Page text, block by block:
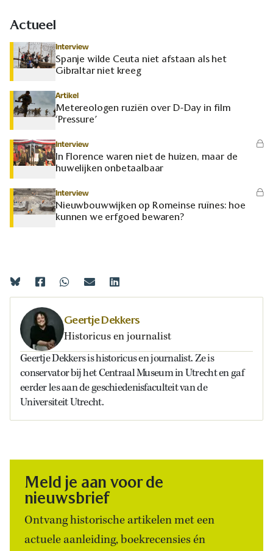
Actueel
Interview
Spanje wilde Ceuta niet afstaan als het
Gibraltar niet kreeg
Artikel
Metereologen ruziën over D-Day in film
‘Pressure’
Interview
In Florence waren niet de huizen, maar de
huwelijken onbetaalbaar
Interview
Nieuwbouwwijken op Romeinse ruïnes: hoe
kunnen we erfgoed bewaren?
Geertje Dekkers
Historicus en journalist
Geertje Dekkers is historicus en journalist. Ze is
conservator bij het Centraal Museum in Utrecht en gaf
eerder les aan de geschiedenisfaculteit van de
Universiteit Utrecht.
Meld je aan voor de
nieuwsbrief
Ontvang historische artikelen met een
actuele aanleiding, boekrecensies én